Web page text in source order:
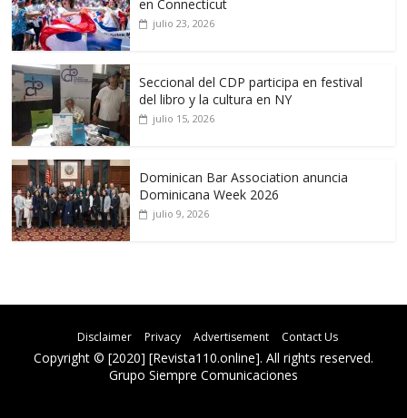
en Connecticut
julio 23, 2026
Seccional del CDP participa en festival
del libro y la cultura en NY
julio 15, 2026
Dominican Bar Association anuncia
Dominicana Week 2026
julio 9, 2026
Disclaimer Privacy Advertisement Contact Us
Copyright © [2020] [Revista110.online]. All rights reserved.
Grupo Siempre Comunicaciones